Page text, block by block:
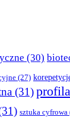
(30)
(27)
(31)
sztuka cyfrowa